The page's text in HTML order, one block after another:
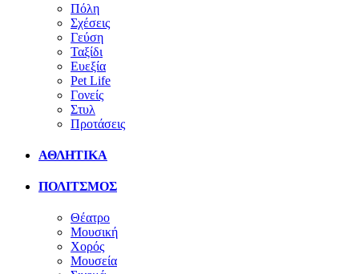
Πόλη
Σχέσεις
Γεύση
Ταξίδι
Ευεξία
Pet Life
Γονείς
Στυλ
Προτάσεις
ΑΘΛΗΤΙΚΑ
ΠΟΛΙΤΣΜΟΣ
Θέατρο
Μουσική
Χορός
Μουσεία